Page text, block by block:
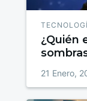
¿Quién
21 Enero,